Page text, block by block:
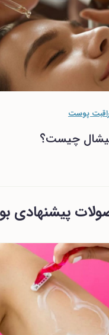
پوست
چیست؟
پیشنهادی